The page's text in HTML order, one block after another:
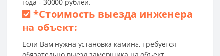
года - 30000 рублей.
*Стоимость выезда инженера
на объект:
Если Вам нужна установка камина, требуется
обязательно выезд замерщика на объект.